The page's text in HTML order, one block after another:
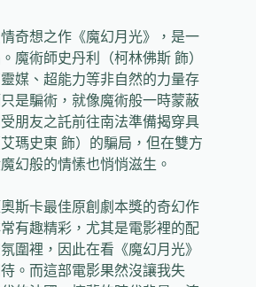
奇想之作《魔幻月光》，是一
魔術師史丹利（柯林佛斯 飾）
媒、超能力等非自然的力量存
是騙術，就像魔術般一時蒙蔽
朋友之託前往南法準備揭穿具
瑪史東 飾）的騙局，但在雙方
幻般的情愫也悄悄滋生。
斯卡最佳原創劇本獎的奇幻作
有趣精彩，尤其是電影裡的配
圍裡，因此在看《魔幻月光》
。而這部電影果然沒讓我失